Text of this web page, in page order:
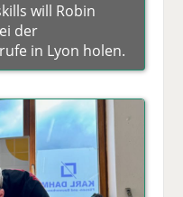
will Robin
der
in Lyon holen.